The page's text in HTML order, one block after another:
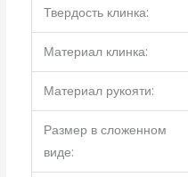
Твердость клинка:
Материал клинка:
Материал рукояти:
Размер в сложенном
виде: